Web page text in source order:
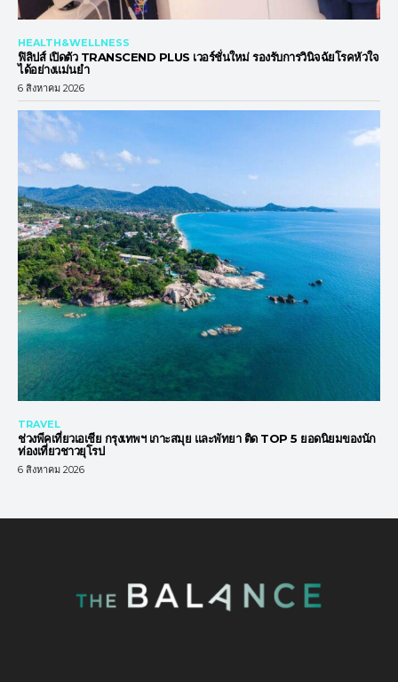
HEALTH&WELLNESS
ฟิลิปส์ เปิดตัว TRANSCEND PLUS เวอร์ชั่นใหม่ รองรับการวินิจฉัยโรคหัวใจ
ได้อย่างแม่นยำ
6 สิงหาคม 2026
TRAVEL
ช่วงพีคเที่ยวเอเชีย กรุงเทพฯ เกาะสมุย และพัทยา ติด TOP 5 ยอดนิยมของนัก
ท่องเที่ยวชาวยุโรป
6 สิงหาคม 2026